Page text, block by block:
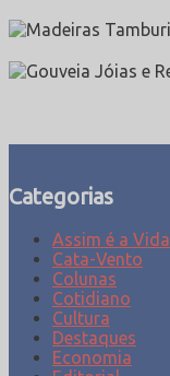
Categorias
Assim é a Vida
Cata-Vento
Colunas
Cotidiano
Cultura
Destaques
Economia